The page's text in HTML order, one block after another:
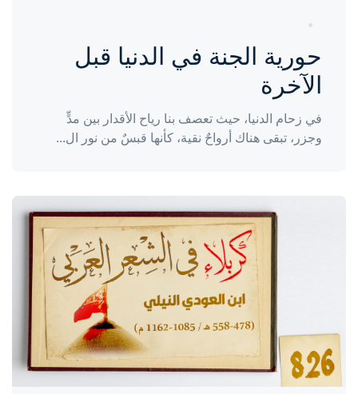
حورية الجنة في الدنيا قبل
الآخرة
في زحام الدنيا، حيث تعصف بنا رياح الأقدار بين مدٍّ
وجزر، تبقى هناك أرواحٌ نقية، كأنها قبسٌ من نور ال...
واحة المرأة